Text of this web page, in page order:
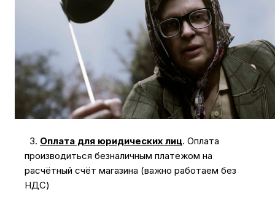
или доставке курьером, вы можете оплатить
заказ наличными.
Оплата за технику Apple принимается только
наличными.
2.Карты & NFC. В магазинах мы принимаем к
оплате карты всех типов, а также бесконтактные
платежи.
3. Оплата для юридических лиц. Оплата
производиться безналичным платежом на
расчётный счёт магазина (важно работаем без
НДС)